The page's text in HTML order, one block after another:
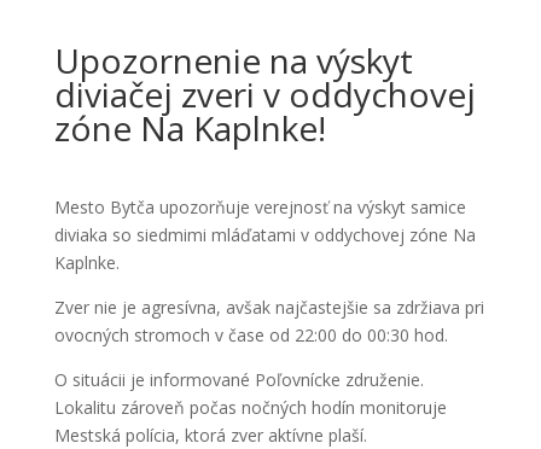
Upozornenie na výskyt
diviačej zveri v oddychovej
zóne Na Kaplnke!
Mesto Bytča upozorňuje verejnosť na výskyt samice
diviaka so siedmimi mláďatami v oddychovej zóne Na
Kaplnke.
Zver nie je agresívna, avšak najčastejšie sa zdržiava pri
ovocných stromoch v čase od 22:00 do 00:30 hod.
O situácii je informované Poľovnícke združenie.
Lokalitu zároveň počas nočných hodín monitoruje
Mestská polícia, ktorá zver aktívne plaší.